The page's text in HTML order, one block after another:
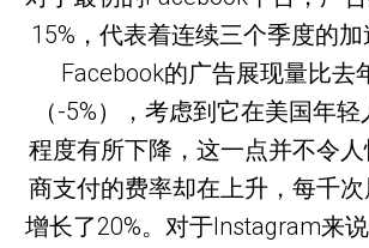
15%，代表着连续三个季度的
Facebook的广告展现量比去
（-5%），考虑到它在美国年
程度有所下降，这一点并不令
商支付的费率却在上升，每千
增长了20%。对于Instagram来